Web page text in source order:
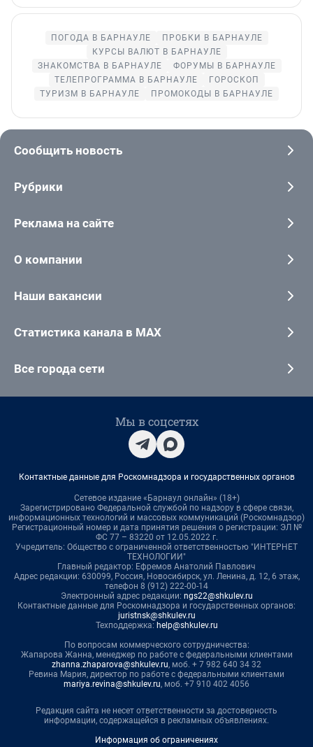
ПОГОДА В БАРНАУЛЕ
ПРОБКИ В БАРНАУЛЕ
КУРСЫ ВАЛЮТ В БАРНАУЛЕ
ЗНАКОМСТВА В БАРНАУЛЕ
ФОРУМЫ В БАРНАУЛЕ
ТЕЛЕПРОГРАММА В БАРНАУЛЕ
ГОРОСКОП
ТУРИЗМ В БАРНАУЛЕ
ПРОМОКОДЫ В БАРНАУЛЕ
Сообщить новость
Рубрики
Реклама на сайте
О компании
Наши вакансии
Статистика канала в MAX
Все города сети
Мы в соцсетях
Контактные данные для Роскомнадзора и государственных органов
Сетевое издание «Барнаул онлайн» (18+)
Зарегистрировано Федеральной службой по надзору в сфере связи,
информационных технологий и массовых коммуникаций (Роскомнадзор)
Регистрационный номер и дата принятия решения о регистрации: ЭЛ №
ФС 77 – 83220 от 12.05.2022 г.
Учредитель: Общество с ограниченной ответственностью "ИНТЕРНЕТ
ТЕХНОЛОГИИ"
Главный редактор: Ефремов Анатолий Павлович
Адрес редакции: 630099, Россия, Новосибирск, ул. Ленина, д. 12, 6 этаж,
телефон 8 (912) 222-00-14
Электронный адрес редакции: ngs22@shkulev.ru
Контактные данные для Роскомнадзора и государственных органов:
juristnsk@shkulev.ru
Техподдержка: help@shkulev.ru
По вопросам коммерческого сотрудничества:
Жапарова Жанна, менеджер по работе с федеральными клиентами
zhanna.zhaparova@shkulev.ru, моб. + 7 982 640 34 32
Ревина Мария, директор по работе с федеральными клиентами
mariya.revina@shkulev.ru, моб. +7 910 402 4056
Редакция сайта не несет ответственности за достоверность
информации, содержащейся в рекламных объявлениях.
Информация об ограничениях